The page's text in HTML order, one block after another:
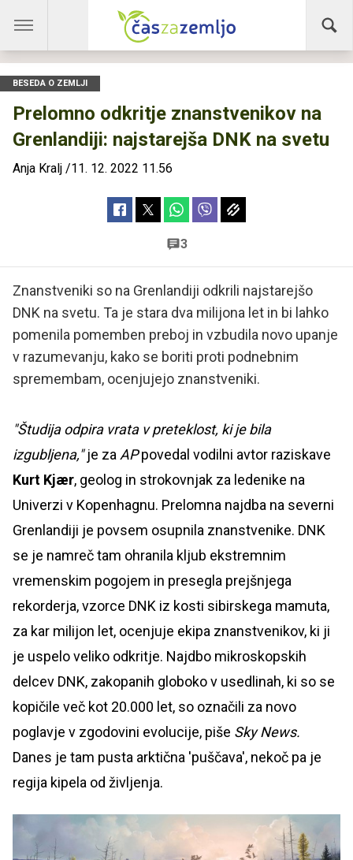
BESEDA O ZEMLJI
Prelomno odkritje znanstvenikov na
Grenlandiji: najstarejša DNK na svetu
Anja Kralj /11. 12. 2022 11.56
3
Znanstveniki so na Grenlandiji odkrili najstarejšo
DNK na svetu. Ta je stara dva milijona let in bi lahko
pomenila pomemben preboj in vzbudila novo upanje
v razumevanju, kako se boriti proti podnebnim
spremembam, ocenjujejo znanstveniki.
"Študija odpira vrata v preteklost, ki je bila
izgubljena,"je za APpovedal vodilni avtor raziskave
Kurt Kjær, geolog in strokovnjak za ledenike na
Univerzi v Kopenhagnu. Prelomna najdba na severni
Grenlandiji je povsem osupnila znanstvenike. DNK
se je namreč tam ohranila kljub ekstremnim
vremenskim pogojem in presegla prejšnjega
rekorderja, vzorce DNK iz kosti sibirskega mamuta,
za kar milijon let, ocenjuje ekipa znanstvenikov, ki ji
je uspelo veliko odkritje. Najdbo mikroskopskih
delcev DNK, zakopanih globoko v usedlinah, ki so se
kopičile več kot 20.000 let, so označili za novo
poglavje v zgodovini evolucije, piše Sky News.
Danes je tam pusta arktična 'puščava', nekoč pa je
regija kipela od življenja.